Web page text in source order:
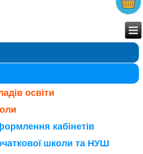
освіти
кабінетів
школи та НУШ